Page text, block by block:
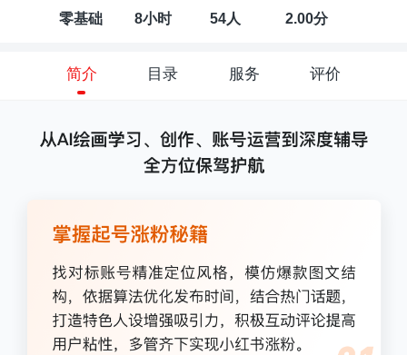
零基础
8小时
54人
2.00分
简介 目录 服务 评价